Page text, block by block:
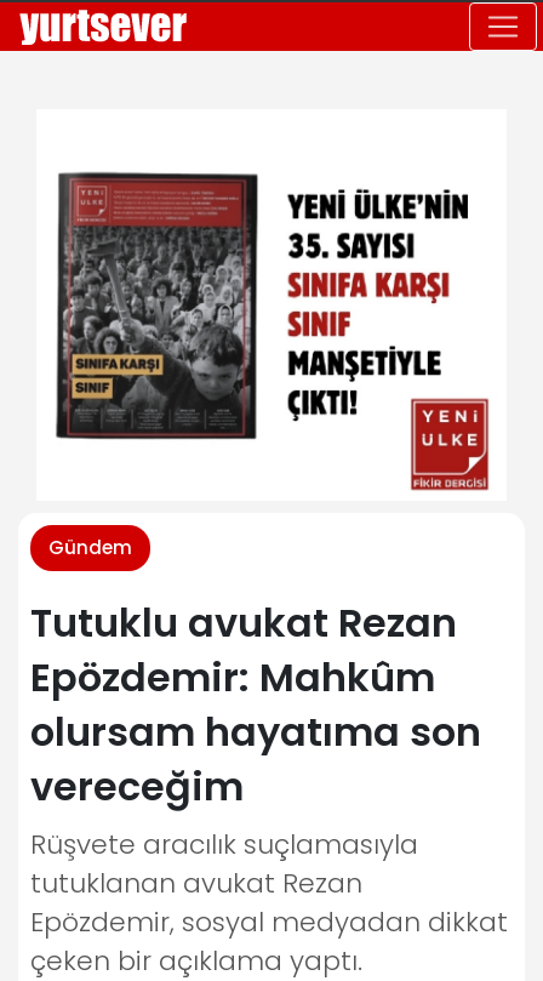
Gündem
Tutuklu avukat Rezan
Epözdemir: Mahkûm
olursam hayatıma son
vereceğim
Rüşvete aracılık suçlamasıyla
tutuklanan avukat Rezan
Epözdemir, sosyal medyadan dikkat
çeken bir açıklama yaptı.